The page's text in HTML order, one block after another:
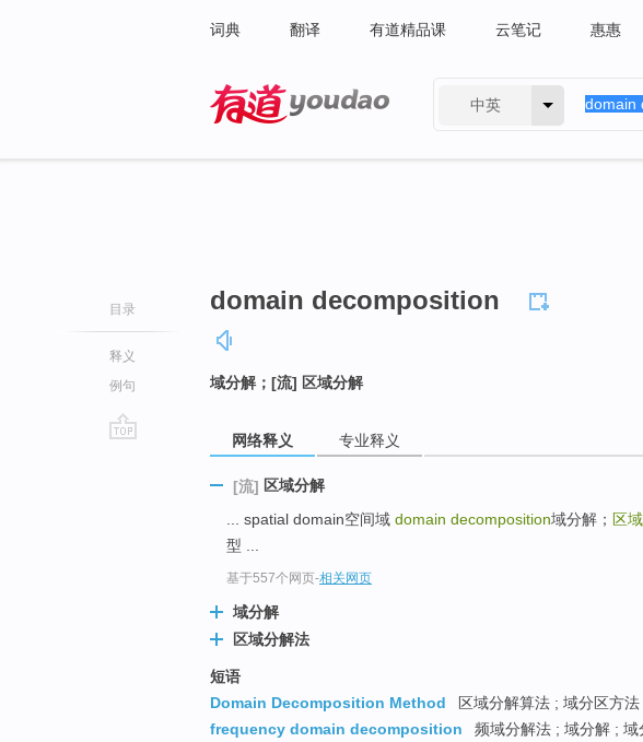
词典 翻译 有道精品课 云笔记 惠惠
中英
目录
释义
例句
domain decomposition
域分解；[流] 区域分解
网络释义 专业释义
[流] 区域分解
... spatial domain空间域 domain decomposition域分解； 区
型 ...
基于557个网页-相关网页
域分解
区域分解法
短语
Domain Decomposition Method
区域分解算法 ; 域分区方法
frequency domain decomposition
频域分解法 ; 域分解 ; 域